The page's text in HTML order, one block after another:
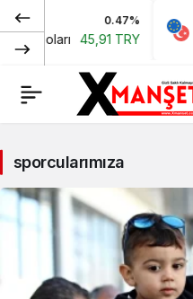
0.47%
Doları 45,91 TRY
sporcularımıza